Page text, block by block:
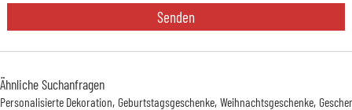
Senden
Ähnliche Suchanfragen
Personalisierte Dekoration Geburtstagsgeschenke Weihnachtsgeschenke